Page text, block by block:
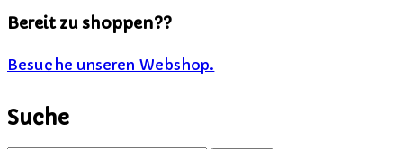
Bereit zu shoppen??
Besuche unseren Webshop.
Suche